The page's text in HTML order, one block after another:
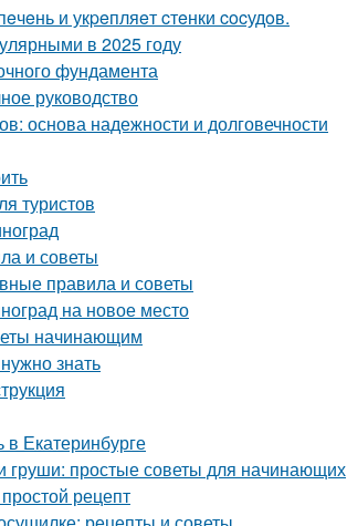
и укpeпляeт cтeнки cocудoв.
в 2025 году
фундамента
руководство
основа надежности и долговечности
туристов
и советы
правила и советы
на новое место
начинающим
знать
Екатеринбурге
груши: простые советы для начинающих
рецепт